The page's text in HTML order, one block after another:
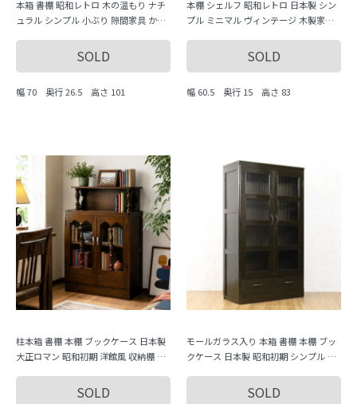
本箱 書棚 昭和レトロ 木の温もり ナチ
ュラル シンプル 小ぶり 隙間家具 かわ
SOLD
幅 70 奥行 26.5 高さ 101
本棚 シェルフ 昭和レトロ 日本製 シン
プル ミニマル ヴィンテージ 木製家具
SOLD
幅 60.5 奥行 15 高さ 83
柱本箱 書棚 本棚 ブックケース 日本製
大正ロマン 昭和初期 洋館風 収納棚 キ
SOLD
モールガラス入り 本箱 書棚 本棚 ブッ
クケース 日本製 昭和初期 シンプル 収
SOLD